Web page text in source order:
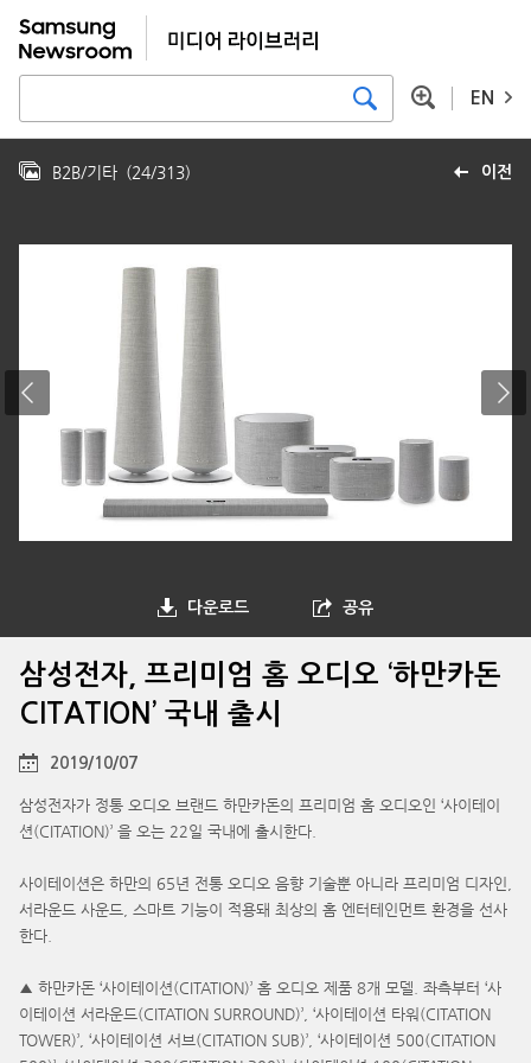
EN
이전
B2B/기타 (24/313)
다운로드 공유
삼성전자, 프리미엄 홈 오디오 ‘하만카돈
CITATION’ 국내 출시
2019/10/07
삼성전자가 정통 오디오 브랜드 하만카돈의 프리미엄 홈 오디오인 ‘사이테이
션(CITATION)’ 을 오는 22일 국내에 출시한다.
사이테이션은 하만의 65년 전통 오디오 음향 기술뿐 아니라 프리미엄 디자인,
서라운드 사운드, 스마트 기능이 적용돼 최상의 홈 엔터테인먼트 환경을 선사
한다.
▲ 하만카돈 ‘사이테이션(CITATION)’ 홈 오디오 제품 8개 모델. 좌측부터 ‘사
이테이션 서라운드(CITATION SURROUND)’, ‘사이테이션 타워(CITATION
TOWER)’, ‘사이테이션 서브(CITATION SUB)’, ‘사이테이션 500(CITATION